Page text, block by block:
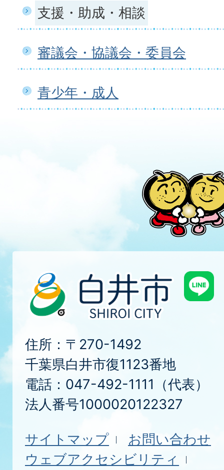
支援・助成・相談
審議会・協議会・委員会
青少年・成人
住所：〒270-1492
千葉県白井市復1123番地
電話：047-492-1111（代表）
法人番号1000020122327
サイトマップ
お問い合わせ
ウェブアクセシビリティ